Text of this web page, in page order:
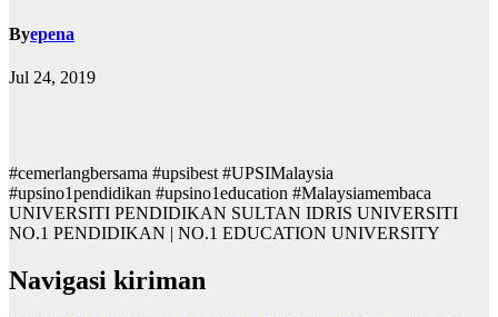
Byepena
Jul 24, 2019
#cemerlangbersama #upsibest #UPSIMalaysia
#upsino1pendidikan #upsino1education #Malaysiamembaca
UNIVERSITI PENDIDIKAN SULTAN IDRIS UNIVERSITI
NO.1 PENDIDIKAN | NO.1 EDUCATION UNIVERSITY
Navigasi kiriman